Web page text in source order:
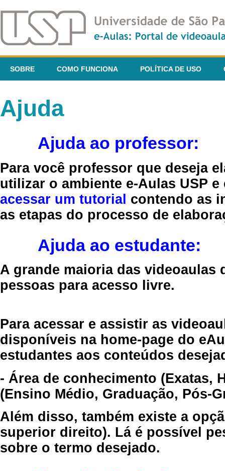
SOBRE COMO FUNCIONA POLÍTICA DE USO
Ajuda
Ajuda ao professor:
Para você professor que deseja
utilizar o ambiente e-Aulas USP
acessar um tutorial contendo as
as etapas do processo de
Ajuda ao estudante:
A grande maioria das videoaulas
pessoas para acesso livre.
Para acessar e assistir as
disponíveis na home-page do
estudantes aos conteúdos
- Área de conhecimento (Exatas,
(Ensino Médio, Graduação, Pós-
Além disso, também existe a
superior direito). Lá é possível
sobre o termo desejado.